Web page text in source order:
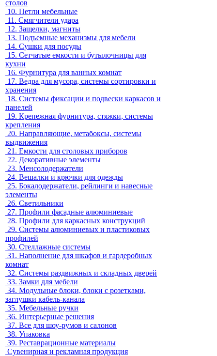
столов
10. Петли мебельные
11. Смягчители удара
12. Защелки, магниты
13. Подъемные механизмы для мебели
14. Сушки для посуды
15. Сетчатые емкости и бутылочницы для
кухни
16. Фурнитура для ванных комнат
17. Ведра для мусора, системы сортировки и
хранения
18. Системы фиксации и подвески каркасов и
панелей
19. Крепежная фурнитура, стяжки, системы
крепления
20. Направляющие, метабоксы, системы
выдвижения
21. Емкости для столовых приборов
22. Декоративные элементы
23. Менсолодержатели
24. Вешалки и крючки для одежды
25. Бокалодержатели, рейлинги и навесные
элементы
26. Светильники
27. Профили фасадные алюминиевые
28. Профили для каркасных конструкций
29. Системы алюминиевых и пластиковых
профилей
30. Стеллажные системы
31. Наполнение для шкафов и гардеробных
комнат
32. Системы раздвижных и складных дверей
33. Замки для мебели
34. Модульные блоки, блоки с розетками,
заглушки кабель-канала
35. Мебельные ручки
36. Интерьерные решения
37. Все для шоу-румов и салонов
38. Упаковка
39. Реставрационные материалы
Сувенирная и рекламная продукция